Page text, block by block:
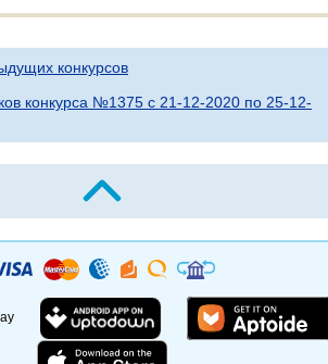
конкурсов
конкурса №1375 c 21-12-2020 по 25-12-